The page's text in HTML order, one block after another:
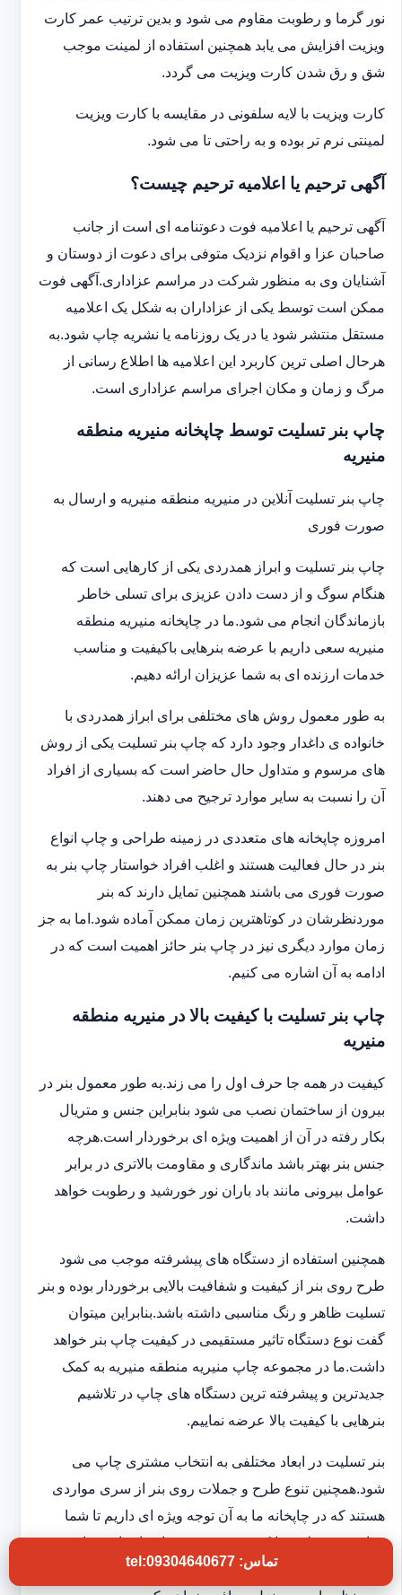
نور گرما و رطوبت مقاوم می شود و بدین ترتیب عمر کارت
ویزیت افزایش می یابد همچنین استفاده از لمینت موجب
شق و رق شدن کارت ویزیت می گردد.
کارت ویزیت با لایه سلفونی در مقایسه با کارت ویزیت
لمینتی نرم تر بوده و به راحتی تا می شود.
آگهی ترحیم یا اعلامیه ترحیم چیست؟
آگهی ترحیم یا اعلامیه فوت دعوتنامه ای است از جانب
صاحبان عزا و اقوام نزدیک متوفی برای دعوت از دوستان و
آشنایان وی به منظور شرکت در مراسم عزاداری.آگهی فوت
ممکن است توسط یکی از عزاداران به شکل یک اعلامیه
مستقل منتشر شود یا در یک روزنامه یا نشریه چاپ شود.به
هرحال اصلی ترین کاربرد این اعلامیه ها اطلاع رسانی از
مرگ و زمان و مکان اجرای مراسم عزاداری است.
چاپ بنر تسلیت توسط چاپخانه منیریه منطقه
منیریه
چاپ بنر تسلیت آنلاین در منیریه منطقه منیریه و ارسال به
صورت فوری
چاپ بنر تسلیت و ابراز همدردی یکی از کارهایی است که
هنگام سوگ و از دست دادن عزیزی برای تسلی خاطر
بازماندگان انجام می شود.ما در چاپخانه منیریه منطقه
منیریه سعی داریم با عرضه بنرهایی باکیفیت و مناسب
خدمات ارزنده ای به شما عزیزان ارائه دهیم.
به طور معمول روش های مختلفی برای ابراز همدردی با
خانواده ی داغدار وجود دارد که چاپ بنر تسلیت یکی از روش
های مرسوم و متداول حال حاضر است که بسیاری از افراد
آن را نسبت به سایر موارد ترجیح می دهند.
امروزه چاپخانه های متعددی در زمینه طراحی و چاپ انواع
بنر در حال فعالیت هستند و اغلب افراد خواستار چاپ بنر به
صورت فوری می باشند همچنین تمایل دارند که بنر
موردنظرشان در کوتاهترین زمان ممکن آماده شود.اما به جز
زمان موارد دیگری نیز در چاپ بنر حائز اهمیت است که در
ادامه به آن اشاره می کنیم.
چاپ بنر تسلیت با کیفیت بالا در منیریه منطقه
منیریه
کیفیت در همه جا حرف اول را می زند.به طور معمول بنر در
بیرون از ساختمان نصب می شود بنابراین جنس و متریال
بکار رفته در آن از اهمیت ویژه ای برخوردار است.هرچه
جنس بنر بهتر باشد ماندگاری و مقاومت بالاتری در برابر
عوامل بیرونی مانند باد باران نور خورشید و رطوبت خواهد
داشت.
همچنین استفاده از دستگاه های پیشرفته موجب می شود
طرح روی بنر از کیفیت و شفافیت بالایی برخوردار بوده و بنر
تسلیت ظاهر و رنگ مناسبی داشته باشد.بنابراین میتوان
گفت نوع دستگاه تاثیر مستقیمی در کیفیت چاپ بنر خواهد
داشت.ما در مجموعه چاپ منیریه منطقه منیریه به کمک
جدیدترین و پیشرفته ترین دستگاه های چاپ در تلاشیم
بنرهایی با کیفیت بالا عرضه نماییم.
بنر تسلیت در ابعاد مختلفی به انتخاب مشتری چاپ می
شود.همچنین تنوع طرح و جملات روی بنر از سری مواردی
هستند که در چاپخانه ما به آن توجه ویژه ای داریم تا شما
بتوانید بنر تسلیتی با کیفیت و فوری در اختیار داشته باشید.به
این ترتیب بدون اتلاف وقت و در کوتاهترین زمان بنر
تماس: tel:09304640677